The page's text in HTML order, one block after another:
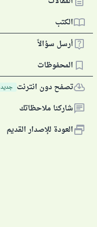
الكتب
أرسل سؤالاً
المحفوظات
تصفح دون انترنت جديد
شاركنا ملاحظاتك
العودة للإصدار القديم